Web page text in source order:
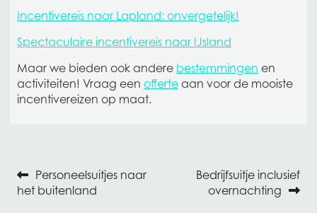
Incentivereis naar Lapland: onvergetelijk!
Spectaculaire incentivereis naar IJsland
Maar we bieden ook andere bestemmingen en
activiteiten! Vraag een offerteaan voor de mooiste
incentivereizen op maat.
Bericht navigatie
Personeelsuitjes naar
het buitenland
Bedrijfsuitje inclusief
overnachting